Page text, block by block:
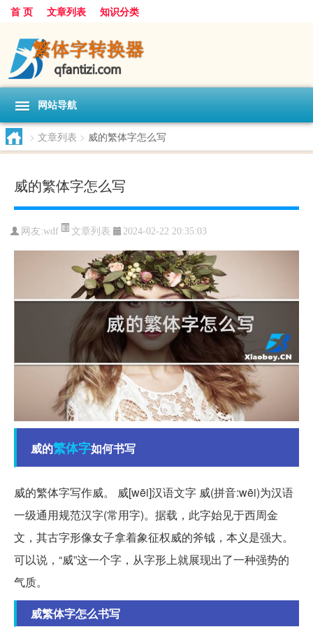
首 页 文章列表 知识分类
网站导航
> 文章列表 > 威的繁体字怎么写
威的繁体字怎么写
网友:wdf 文章列表 2024-02-22 20:35:03
威的繁体字如何书写
威的繁体字写作威。 威[wēi]汉语文字 威(拼音:wēi)为汉语
一级通用规范汉字(常用字)。据载，此字始见于西周金
文，其古字形像女子拿着象征权威的斧钺，本义是强大。
可以说，“威”这一个字，从字形上就展现出了一种强势的
气质。
威繁体字怎么书写